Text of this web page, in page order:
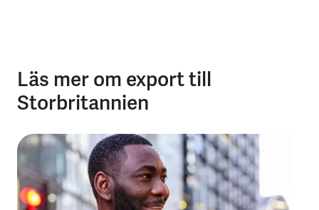
Läs mer om export till
Storbritannien